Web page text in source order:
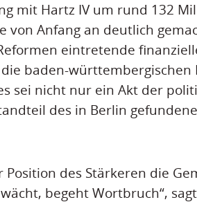
mit Hartz IV um rund 132
von Anfang an deutlich
eintretende
baden-
sei nicht nur ein Akt der
des in Berlin
Position des Stärkeren die
begeht Wortbruch“,